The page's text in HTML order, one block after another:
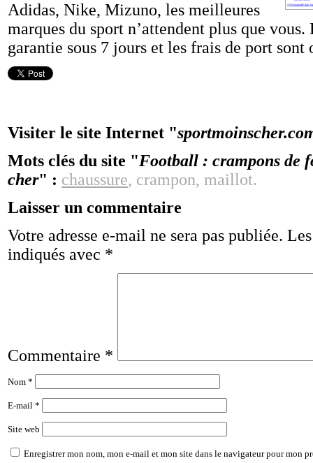
Adidas, Nike, Mizuno, les meilleures
marques du sport n’attendent plus que
garantie sous 7 jours et les frais de port sont
Visiter le site Internet "
Mots clés du site "Football : crampons de
cher" : chaussure, crampon, maillot.
Laisser un commentaire
Votre adresse e-mail ne sera pas publiée.
indiqués avec *
Commentaire *
Nom *
E-mail *
Site web
Enregistrer mon nom, mon e-mail et mon site dans le navigateur pour mon